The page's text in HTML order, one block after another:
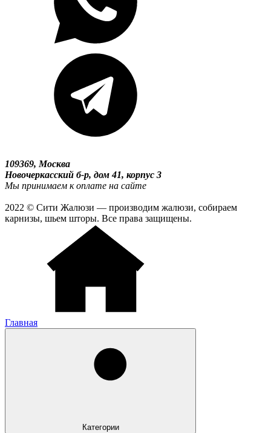
109369, Москва
Новочеркасский б-р, дом 41, корпус 3
Мы принимаем к оплате на сайте
2022 © Сити Жалюзи — производим жалюзи, собираем
карнизы, шьем шторы. Все права защищены.
Главная
Категории